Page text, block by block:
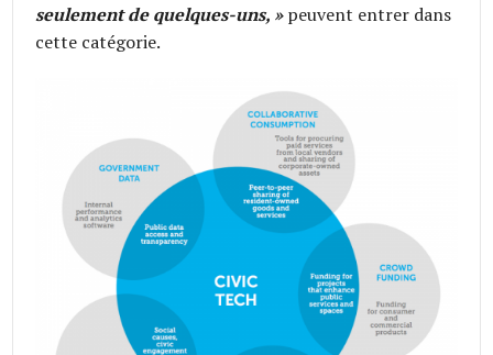
seulement de quelques-uns, » peuvent entrer dans
cette catégorie.